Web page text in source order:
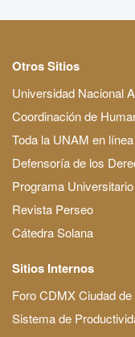
Otros Sitios
Universidad Nacional
Coordinación de
Toda la UNAM en línea
Defensoría de los
Programa
Revista Perseo
Cátedra Solana
Sitios Internos
Foro CDMX Ciudad
Sistema de